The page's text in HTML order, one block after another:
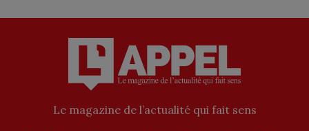
Le magazine de l’actualité qui fait sens